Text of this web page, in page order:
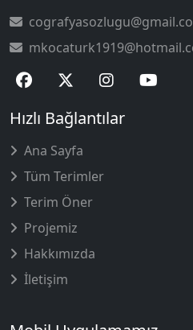
Hızlı Bağlantılar
Ana Sayfa
Tüm Terimler
Terim Öner
Projemiz
Hakkımızda
İletişim